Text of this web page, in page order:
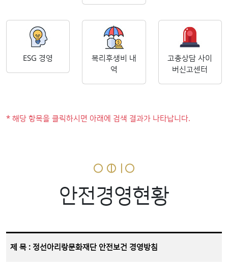
ESG 경영
복리후생비 내
역
고충상담 사이
버신고센터
* 해당 항목을 클릭하시면 아래에 검색 결과가 나타납니다.
안전경영현황
제 목 : 정선아리랑문화재단 안전보건 경영방침